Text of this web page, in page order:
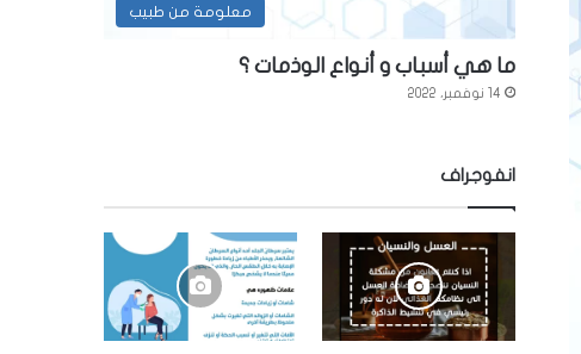
معلومة من طبيب
ما هي أسباب و أنواع الوذمات ؟
14 نوفمبر، 2022
انفوجراف